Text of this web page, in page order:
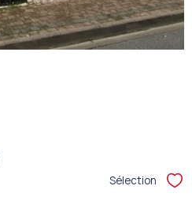
Sélection